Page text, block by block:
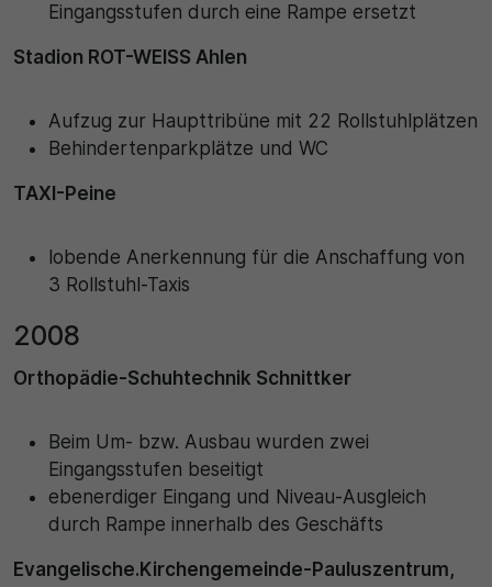
Eingangsstufen durch eine Rampe ersetzt
Stadion ROT-WEISS Ahlen
Aufzug zur Haupttribüne mit 22 Rollstuhlplätzen
Behindertenparkplätze und WC
TAXI-Peine
lobende Anerkennung für die Anschaffung von
3 Rollstuhl-Taxis
2008
Orthopädie-Schuhtechnik Schnittker
Beim Um- bzw. Ausbau wurden zwei
Eingangsstufen beseitigt
ebenerdiger Eingang und Niveau-Ausgleich
durch Rampe innerhalb des Geschäfts
Evangelische.Kirchengemeinde-Pauluszentrum,